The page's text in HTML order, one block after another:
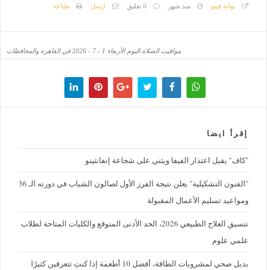
بوابة فيتو منذ شهر 0 تعليق ارسل طباعة
مواقيت الصلاة اليوم الأربعاء 1 - 7 - 2026 في القاهرة والمحافظات
إقرأ ايضا
"كاف" يقبل اعتذار الفيفا ويثني على شجاعة إنفانتينو
"الفنون التشكيلية" يعلن نتيجة الفرز الأول لصالون الشباب في دورته الـ 36
ومواعيد تسليم الأعمال المقبولة
تنسيق العلاج الطبيعي 2026، الحد الأدنى المتوقع والكليات المتاحة لطلاب
علمي علوم
بديل صحي لمشروبات الطاقة، أفضل 10 أطعمة إذا كنتِ تتعرقين كثيرًا